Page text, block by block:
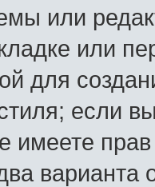
или
или
для
если
прав
варианта